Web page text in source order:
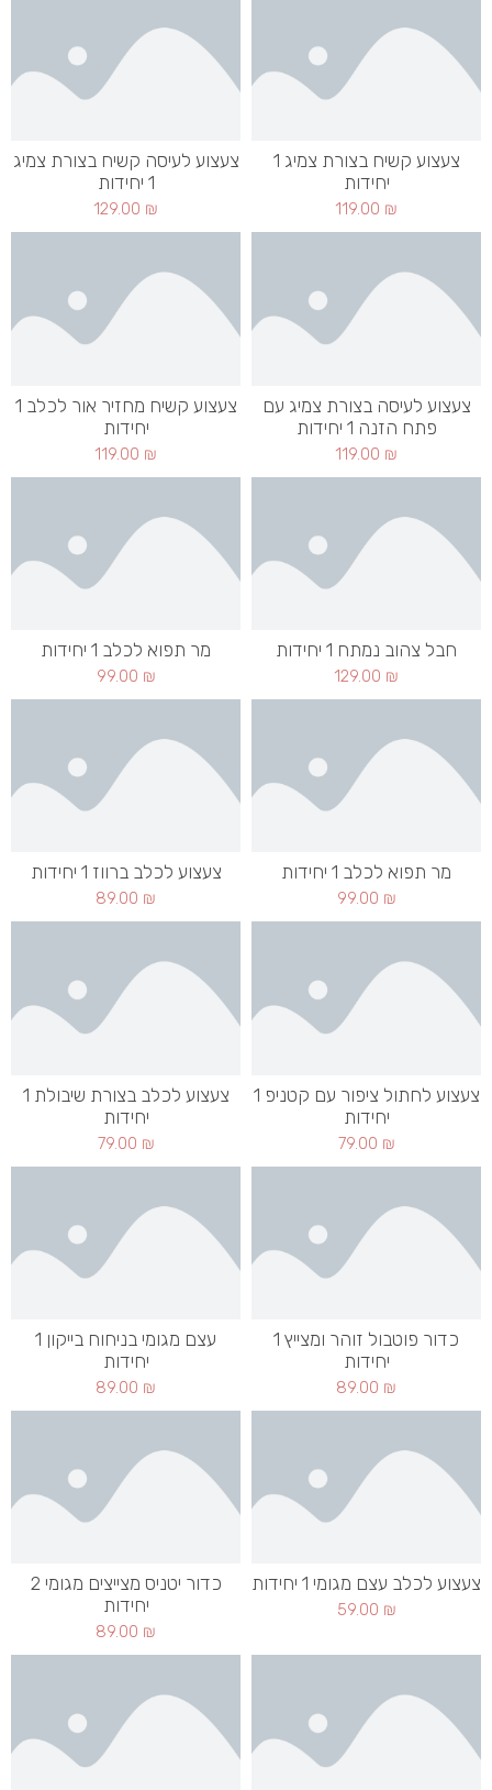
צעצוע קשיח בצורת צמיג 1
יחידות
119.00 ₪
צעצוע לעיסה קשיח בצורת צמיג
1 יחידות
129.00 ₪
צעצוע לעיסה בצורת צמיג עם
פתח הזנה 1 יחידות
119.00 ₪
צעצוע קשיח מחזיר אור לכלב 1
יחידות
119.00 ₪
חבל צהוב נמתח 1 יחידות
129.00 ₪
מר תפוא לכלב 1 יחידות
99.00 ₪
מר תפוא לכלב 1 יחידות
99.00 ₪
צעצוע לכלב ברווז 1 יחידות
89.00 ₪
צעצוע לחתול ציפור עם קטניפ 1
יחידות
79.00 ₪
צעצוע לכלב בצורת שיבולת 1
יחידות
79.00 ₪
כדור פוטבול זוהר ומצייץ 1
יחידות
89.00 ₪
עצם מגומי בניחוח בייקון 1
יחידות
89.00 ₪
צעצוע לכלב עצם מגומי 1 יחידות
59.00 ₪
כדור יטניס מצייצים מגומי 2
יחידות
89.00 ₪